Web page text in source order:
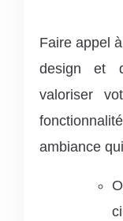
Faire appel
design et
valoriser
ambiance